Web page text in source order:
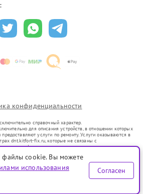
конфиденциальности
справочный характер.
для описания устройств, в отношении которых
услуги по ремонту. Услуги оказываются в
dnt.kitfort-fix.ru, которые не связаны с
или их официальными представителями.
уже введенных в гражданский оборот в соответствии
преследует цели индивидуализации услуг или введения
для информирования о предоставляемых услугах по
не является публичной офертой, определяемой
кодекса РФ
файлы cookie. Вы можете
использования
Согласен